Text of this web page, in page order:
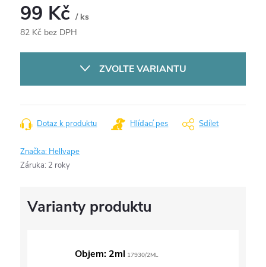
99 Kč/ ks
82 Kč bez DPH
ZVOLTE VARIANTU
Dotaz k produktu Hlídací pes Sdílet
Značka: Hellvape
Záruka: 2 roky
Objem: 2ml 17930/2ML